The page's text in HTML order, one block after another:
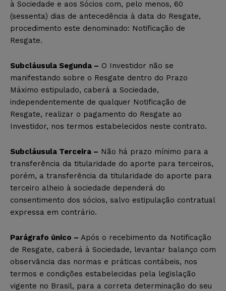
à Sociedade e aos Sócios com, pelo menos, 60
(sessenta) dias de antecedência à data do Resgate,
procedimento este denominado: Notificação de
Resgate.
Subcláusula Segunda – O Investidor não se
manifestando sobre o Resgate dentro do Prazo
Máximo estipulado, caberá a Sociedade,
independentemente de qualquer Notificação de
Resgate, realizar o pagamento do Resgate ao
Investidor, nos termos estabelecidos neste contrato.
Subcláusula Terceira – Não há prazo mínimo para a
transferência da titularidade do aporte para terceiros,
porém, a transferência da titularidade do aporte para
terceiro alheio à sociedade dependerá do
consentimento dos sócios, salvo estipulação contratual
expressa em contrário.
Parágrafo único – Após o recebimento da Notificação
de Resgate, caberá à Sociedade, levantar balanço com
observância das normas e práticas contábeis, nos
termos e condições estabelecidas pela legislação
vigente no Brasil, para a correta determinação do seu